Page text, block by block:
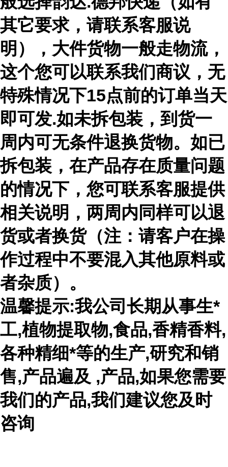
其它要求，请联系客服说
明），大件货物一般走物流，
这个您可以联系我们商议，无
特殊情况下15点前的订单当天
即可发.如未拆包装，到货一
周内可无条件退换货物。如已
拆包装，在产品存在质量问题
的情况下，您可联系客服提供
相关说明，两周内同样可以退
货或者换货（注：请客户在操
作过程中不要混入其他原料或
者杂质）。
温馨提示:我公司长期从事生*
工,植物提取物,食品,香精香料,
各种精细*等的生产,研究和销
售,产品遍及 ,产品,如果您需要
我们的产品,我们建议您及时
咨询